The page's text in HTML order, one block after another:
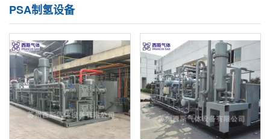
PSA制氢设备